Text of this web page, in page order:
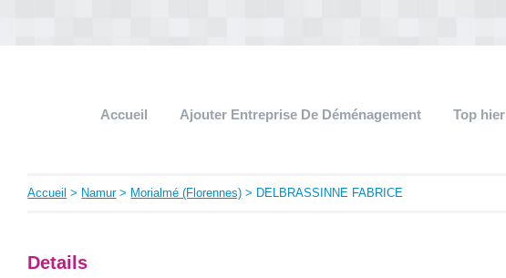
Accueil Ajouter Entreprise De Déménagement Top hier
Accueil > Namur> Morialmé (Florennes) > DELBRASSINNE FABRICE
Details